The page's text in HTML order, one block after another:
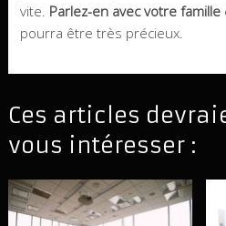
vite. Parlez-en avec votre famille
pourra être très précieux.
Ces articles
vous intéresser :